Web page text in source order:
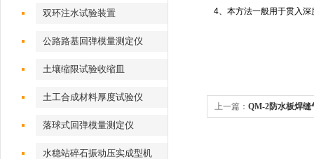
双环注水试验装置
公路路基回弹模量测定仪
土壤缩限试验收缩皿
土工合成材料厚度试验仪
落球式回弹模量测定仪
水稳站碎石振动压实成型机
4、本方法一般用于贯入深
上一篇： QM-2防水板焊缝